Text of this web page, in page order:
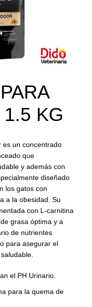
KG
es un concentrado
que
y además con
diseñado
los gatos con
a la obesidad. Su
con L-carnitina
grasa óptima y a
de nutrientes
para asegurar el
el PH Urinario.
para la quema de